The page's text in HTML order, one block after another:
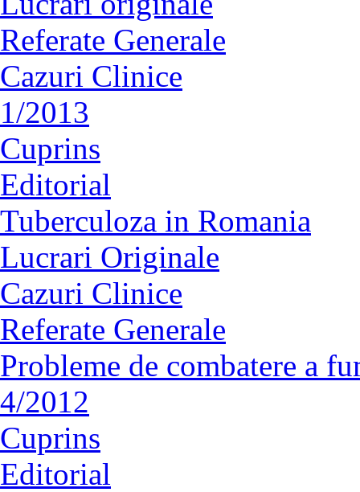
Referate Generale
Cazuri Clinice
1/2013
Cuprins
Editorial
Tuberculoza in Romania
Lucrari Originale
Cazuri Clinice
Referate Generale
Probleme de combatere a
4/2012
Cuprins
Editorial